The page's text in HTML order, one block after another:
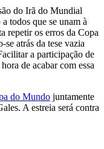
do Irã do Mundial
todos que se unam à
repetir os erros da Copa
atrás da tese vazia
a participação de
de acabar com essa
do Mundo juntamente
A estreia será contra